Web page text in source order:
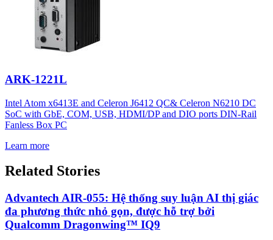
ARK-1221L
Intel Atom x6413E and Celeron J6412 QC& Celeron N6210 DC
SoC with GbE, COM, USB, HDMI/DP and DIO ports DIN-Rail
Fanless Box PC
Learn more
Related Stories
Advantech AIR-055: Hệ thống suy luận AI thị giác
đa phương thức nhỏ gọn, được hỗ trợ bởi
Qualcomm Dragonwing™ IQ9